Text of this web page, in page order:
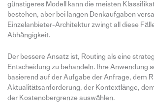
günstigeres Modell kann die meisten
bestehen, aber bei langen Denkaufgaben
Einzelanbieter-Architektur zwingt all diese
Abhängigkeit.
Der bessere Ansatz ist, Routing als eine
Entscheidung zu behandeln. Ihre Anwendung
basierend auf der Aufgabe der Anfrage, dem
Aktualitätsanforderung, der Kontextlänge,
der Kostenobergrenze auswählen.